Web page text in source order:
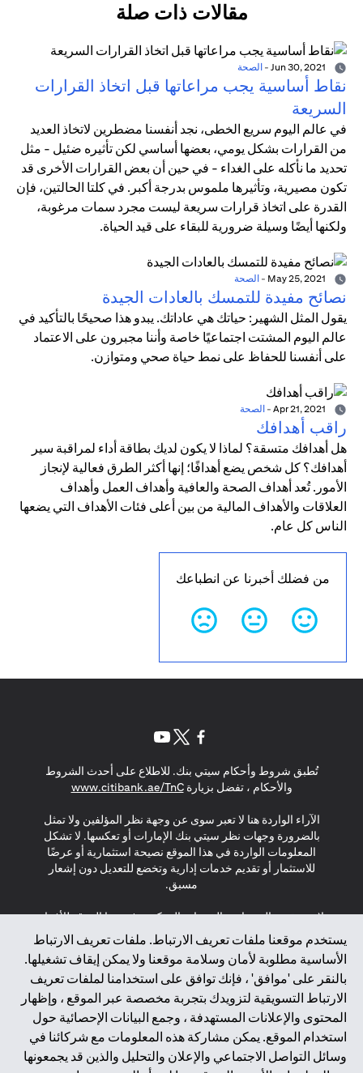
مقالات ذات صلة
- الصحة
نقاط أساسية يجب مراعاتها قبل اتخاذ القرارات
السريعة
في عالم اليوم سريع الخطى، نجد أنفسنا مضطرين لاتخاذ العديد
من القرارات بشكل يومي، بعضها أساسي لكن تأثيره ضئيل - مثل
تحديد ما نأكله على الغداء - في حين أن بعض القرارات الأخرى قد
تكون مصيرية، وتأثيرها ملموس بدرجة أكبر. في كلتا الحالتين، فإن
القدرة على اتخاذ قرارات سريعة ليست مجرد سمات مرغوبة،
ولكنها أيضًا وسيلة ضرورية للبقاء على قيد الحياة.
- الصحة
نصائح مفيدة للتمسك بالعادات الجيدة
يقول المثل الشهير: حياتك هي عاداتك. يبدو هذا صحيحًا بالتأكيد في
عالم اليوم المشتت اجتماعيًا خاصة وأننا مجبرون على الاعتماد
على أنفسنا للحفاظ على نمط حياة صحي ومتوازن.
- الصحة
راقب أهدافك
هل أهدافك متسقة؟ لماذا لا يكون لديك بطاقة أداء لمراقبة سير
أهدافك؟ كل شخص يضع أهدافًا؛ إنها أكثر الطرق فعالية لإنجاز
الأمور. تُعد أهداف الصحة والعافية وأهداف العمل وأهداف
العلاقات والأهداف المالية من بين أعلى فئات الأهداف التي يضعها
الناس كل عام.
من فضلك أخبرنا عن انطباعك
يستخدم موقعنا ملفات تعريف الارتباط. ملفات تعريف الارتباط
الأساسية مطلوبة لأمان وسلامة موقعنا ولا يمكن إيقاف تشغيلها.
بالنقر على 'موافق' ، فإنك توافق على استخدامنا لملفات تعريف
الارتباط التسويقية لتزويدك بتجربة مخصصة عبر الموقع ، وإظهار
المحتوى والإعلانات المستهدفة ، وجمع البيانات الإحصائية حول
استخدام الموقع. يمكن مشاركة هذه المعلومات مع شركائنا في
وسائل التواصل الاجتماعي والإعلان والتحليل والذين قد يجمعونها
تُطبق شروط وأحكام سيتي بنك. للاطلاع على أحدث الشروط
والأحكام ، تفضل بزيارةwww.citibank.ae/TnC
(opens in a new tab)
الآراء الواردة هنا لا تعبر سوى عن وجهة نظر المؤلفين ولا تمثل
بالضرورة وجهات نظر سيتي بنك الإمارات أو تعكسها. لا تشكل
المعلومات الواردة في هذا الموقع نصيحة استثمارية أو عرضًا
للاستثمار أو تقديم خدمات إدارية وتخضع للتعديل دون إشعار
مسبق.
لا يتم تقديم المنتجات والخدمات المذكورة في هذا الموقع للأفراد
المقيمين في الاتحاد الأوروبي أو المنطقة الاقتصادية الأوروبية أو
سويسرا أو غيرنسي أو جيرسي أو موناكو أو سان مارينو أو
الفاتيكان أو جزيرة مان أو المملكة المتحدة أو خصوصية البيانات
(لائحة حماية البيانات العامة \ قانون حماية البيانات الشخصية
العامة \ قانون خصوصية نيوزيلندا). المحتوى الموجود في هذه
الصفحة ليس ولا ينبغي تفسيره على أنه عرض أو دعوة أو دعوة
لشراء أو بيع أي من المنتجات والخدمات المذكورة هنا لمثل هؤلاء
الأفراد.